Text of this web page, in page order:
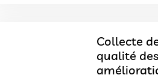
Collecte
qualité